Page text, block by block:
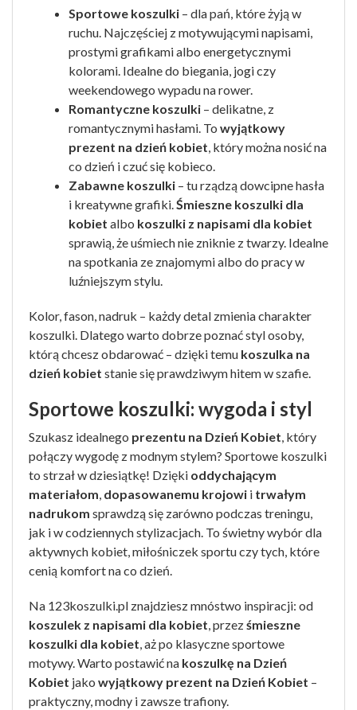
Sportowe koszulki – dla pań, które żyją w
ruchu. Najczęściej z motywującymi napisami,
prostymi grafikami albo energetycznymi
kolorami. Idealne do biegania, jogi czy
weekendowego wypadu na rower.
Romantyczne koszulki – delikatne, z
romantycznymi hasłami. To wyjątkowy
prezent na dzień kobiet, który można nosić na
co dzień i czuć się kobieco.
Zabawne koszulki – tu rządzą dowcipne hasła
i kreatywne grafiki.Śmieszne koszulki dla
kobiet albo koszulki z napisami dla kobiet
sprawią, że uśmiech nie zniknie z twarzy. Idealne
na spotkania ze znajomymi albo do pracy w
luźniejszym stylu.
Kolor, fason, nadruk – każdy detal zmienia charakter
koszulki. Dlatego warto dobrze poznać styl osoby,
którą chcesz obdarować – dzięki temu koszulka na
dzień kobiet stanie się prawdziwym hitem w szafie.
Sportowe koszulki: wygoda i styl
Szukasz idealnego prezentu na Dzień Kobiet, który
połączy wygodę z modnym stylem? Sportowe koszulki
to strzał w dziesiątkę! Dzięki oddychającym
materiałom, dopasowanemu krojowi i trwałym
nadrukom sprawdzą się zarówno podczas treningu,
jak i w codziennych stylizacjach. To świetny wybór dla
aktywnych kobiet, miłośniczek sportu czy tych, które
cenią komfort na co dzień.
Na 123koszulki.pl znajdziesz mnóstwo inspiracji: od
koszulek z napisami dla kobiet, przezśmieszne
koszulki dla kobiet, aż po klasyczne sportowe
motywy. Warto postawić na koszulkę na Dzień
Kobiet jako wyjątkowy prezent na Dzień Kobiet –
praktyczny, modny i zawsze trafiony.